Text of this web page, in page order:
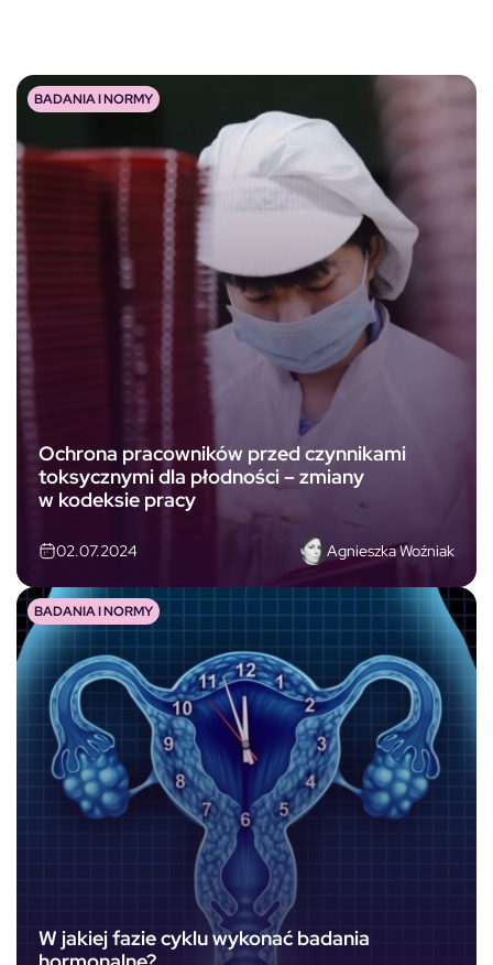
Ochrona pracowników przed czynnikami
toksycznymi dla płodności – zmiany
w kodeksie pracy
02.07.2024 Agnieszka Woźniak
BADANIA I NORMY
W jakiej fazie cyklu wykonać badania
BADANIA I NORMY